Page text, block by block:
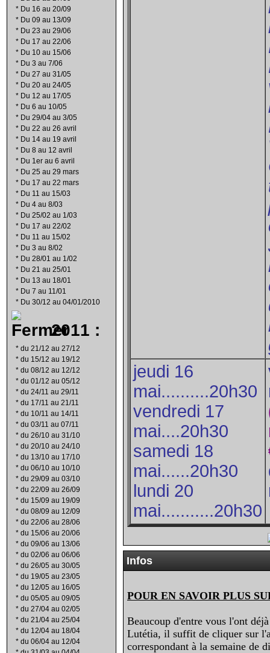
* Du 16 au 20/09
* Du 09 au 13/09
* Du 23 au 29/06
* Du 17 au 22/06
* Du 10 au 15/06
* Du 3 au 7/06
* Du 27 au 31/05
* Du 20 au 24/05
* Du 12 au 17/05
* Du 6 au 10/05
* Du 29/04 au 3/05
* Du 22 au 26 avril
* Du 14 au 19 avril
* Du 8 au 12 avril
* Du 1er au 6 avril
* Du 25 au 29 mars
* Du 17 au 22 mars
* Du 11 au 15/03
* Du 4 au 8/03
* Du 25/02 au 1/03
* Du 17 au 22/02
* Du 11 au 15/02
* Du 3 au 8/02
* Du 28/01 au 1/02
* Du 21 au 25/01
* Du 13 au 18/01
* Du 7 au 11/01
* Du 30/12 au 04/01/2010
2011 :
* du 21/12 au 27/12
* du 15/12 au 19/12
* du 08/12 au 12/12
* du 01/12 au 05/12
* du 24/11 au 29/11
* du 17/11 au 21/11
* du 10/11 au 14/11
* du 03/11 au 07/11
* du 26/10 au 31/10
* du 20/10 au 24/10
* du 13/10 au 17/10
* du 06/10 au 10/10
* du 29/09 au 03/10
* du 22/09 au 26/09
* du 15/09 au 19/09
* du 08/09 au 12/09
* du 22/06 au 28/06
* du 15/06 au 20/06
* du 09/06 au 13/06
* du 02/06 au 06/06
* du 26/05 au 30/05
* du 19/05 au 23/05
* du 12/05 au 16/05
* du 05/05 au 09/05
* du 27/04 au 02/05
* du 21/04 au 25/04
* du 12/04 au 18/04
* du 06/04 au 12/04
jeudi 16
mai..........20h30
vendredi 17
mai....20h30
samedi 18
mai......20h30
lundi 20
mai...........20h30
Infos
POUR EN SAVOIR PLUS
Beaucoup d'entre vous l'ont
Lutétia, il suffit de cliquer sur
correspondant à la semaine de